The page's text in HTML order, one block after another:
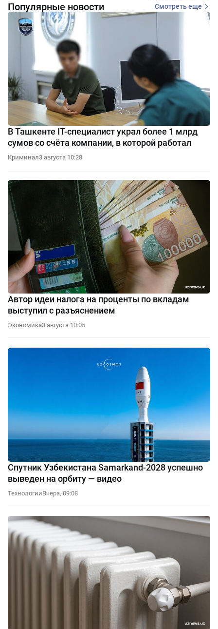
Популярные новости Смотреть еще
В Ташкенте IT-специалист украл более 1 млрд
сумов со счёта компании, в которой работал
Криминал3 августа 10:28
Автор идеи налога на проценты по вкладам
выступил с разъяснением
Экономика3 августа 10:05
Спутник Узбекистана Samarkand-2028 успешно
выведен на орбиту — видео
ТехнологииВчера, 09:08